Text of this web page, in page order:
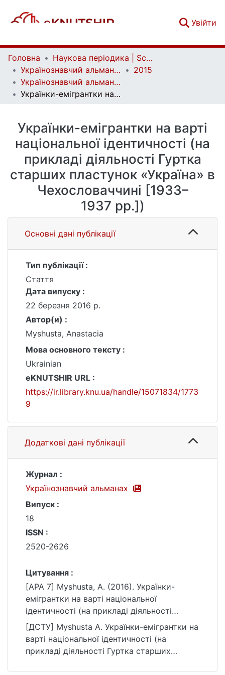
Увійти
Головна
Наукова періодика | Scientific periodicals
Українознавчий альманах | Almanac of Ukrainian Studies
2015
Українознавчий альманах. Випуск 18
Українки-емігрантки на варті національної ідентичності (на прикладі діяльності Гуртка старших пластунок «Україна» в Чехословаччині [1933–1937 рр.])
Українки-емігрантки на варті
національної ідентичності (на
прикладі діяльності Гуртка
старших пластунок «Україна» в
Чехословаччині [1933–
1937 рр.])
Основні дані публікації
Тип публікації :
Стаття
Дата випуску :
22 березня 2016 р.
Автор(и) :
Myshusta, Anastacia
Мова основного тексту :
Ukrainian
eKNUTSHIR URL :
https://ir.library.knu.ua/handle/15071834/1773
9
Додаткові дані публікації
Журнал :
Українознавчий альманах
Випуск :
18
ISSN :
2520-2626
Цитування :
[APA 7] Myshusta, A. (2016). Українки-
емігрантки на варті національної
ідентичності (на прикладі діяльності
Гуртка старших пластунок «Україна» в
Чехословаччині [1933–1937 рр.]).
Українознавчий альманах, (18).
https://ir.library.knu.ua/handle/15071834/1773
9
[ДСТУ] Myshusta A. Українки-емігрантки на
варті національної ідентичності (на
прикладі діяльності Гуртка старших